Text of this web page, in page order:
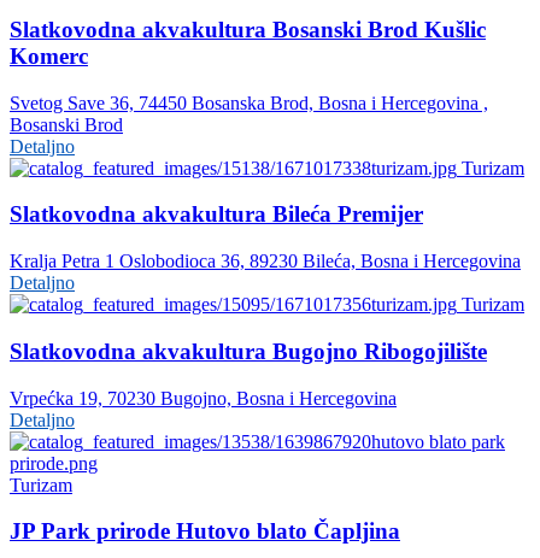
Slatkovodna akvakultura Bosanski Brod Kušlic
Komerc
Svetog Save 36, 74450 Bosanska Brod, Bosna i Hercegovina ,
Bosanski Brod
Detaljno
Turizam
Slatkovodna akvakultura Bileća Premijer
Kralja Petra 1 Oslobodioca 36, 89230 Bileća, Bosna i Hercegovina
Detaljno
Turizam
Slatkovodna akvakultura Bugojno Ribogojilište
Vrpećka 19, 70230 Bugojno, Bosna i Hercegovina
Detaljno
Turizam
JP Park prirode Hutovo blato Čapljina